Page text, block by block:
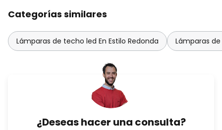
Categorías similares
Lámparas de techo led En Estilo Redonda Lámparas
¿Deseas hacer una consulta?